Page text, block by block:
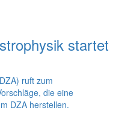
startet
ruft zum
die eine
DZA herstellen.